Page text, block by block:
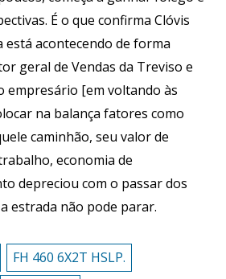
É o que confirma Clóvis
está acontecendo de forma
geral de Vendas da Treviso e
empresário [em voltando às
na balança fatores como
caminhão, seu valor de
economia de
depreciou com o passar dos
estrada não pode parar.
FH 460 6X2T HSLP.